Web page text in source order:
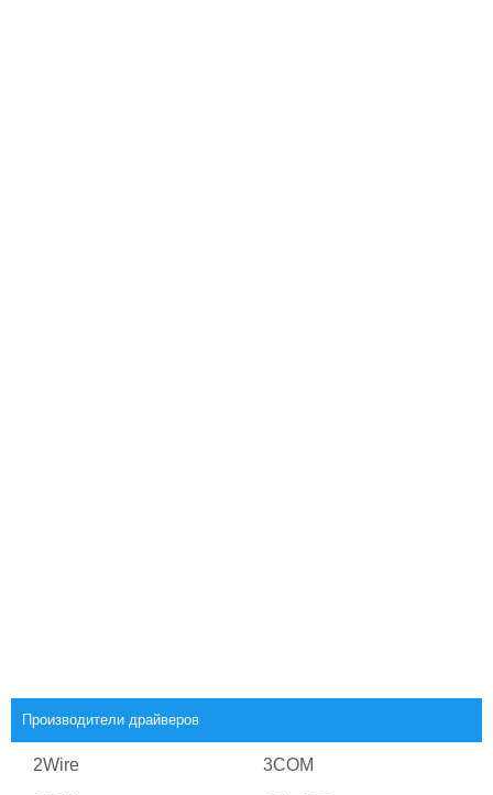
Производители драйверов
2Wire 3COM